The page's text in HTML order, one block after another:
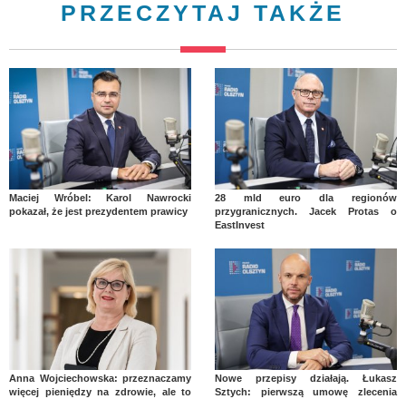
PRZECZYTAJ TAKŻE
Maciej Wróbel: Karol Nawrocki
pokazał, że jest prezydentem prawicy
28 mld euro dla regionów
przygranicznych. Jacek Protas o
EastInvest
Anna Wojciechowska: przeznaczamy
więcej pieniędzy na zdrowie, ale to
Nowe przepisy działają. Łukasz
Sztych: pierwszą umowę zlecenia